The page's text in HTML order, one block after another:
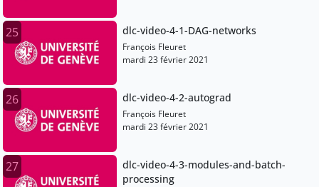
25 dlc-video-4-1-DAG-networks
François Fleuret
mardi 23 février 2021
26 dlc-video-4-2-autograd
François Fleuret
mardi 23 février 2021
27
dlc-video-4-3-modules-and-batch-
processing